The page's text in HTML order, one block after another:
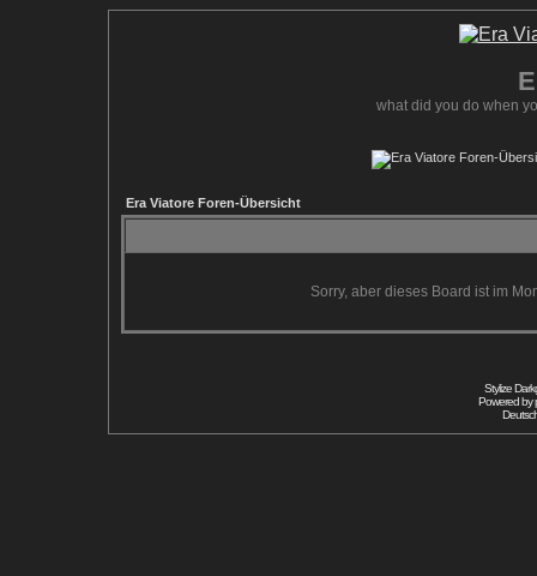
what did you do when
Era Viatore Foren-Übersicht
Sorry, aber dieses Board ist im
Stylize
Powered by